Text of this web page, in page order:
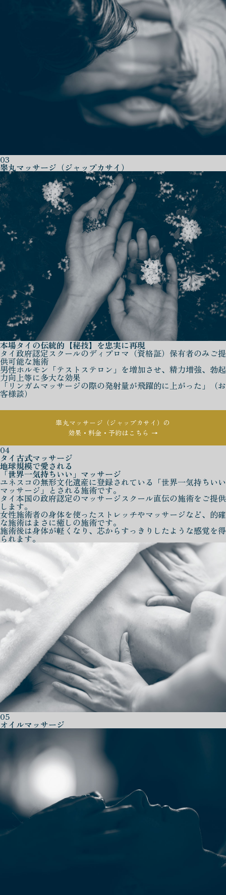
03
睾丸マッサージ（ジャップカサイ）
本場タイの伝統的【秘技】を忠実に再現
タイ政府認定スクールのディプロマ（資格証）保有者のみご提
供可能な施術
男性ホルモン「テストステロン」を増加させ、精力増強、勃起
力向上等に多大な効果
「リンガムマッサージの際の発射量が飛躍的に上がった」（お
客様談）
睾丸マッサージ（ジャップカサイ）の
効果・料金・予約はこちら →
04
タイ古式マッサージ
地球規模で愛される
「世界一気持ちいい」マッサージ
ユネスコの無形文化遺産に登録されている「世界一気持ちいい
マッサージ」とされる施術です。
タイ本国の政府認定のマッサージスクール直伝の施術をご提供
します。
女性施術者の身体を使ったストレッチやマッサージなど、的確
な施術はまさに癒しの施術です。
施術後は身体が軽くなり、芯からすっきりしたような感覚を得
られます。
05
オイルマッサージ